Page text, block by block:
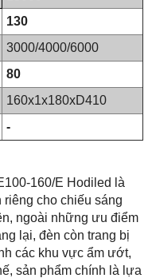
130
3000/4000/6000
80
160x1x180xD410
-
160/E Hodiled là
cho chiếu sáng
ngoài những ưu điểm
lại, đèn còn trang bị
các khu vực ẩm ướt,
sản phẩm chính là lựa